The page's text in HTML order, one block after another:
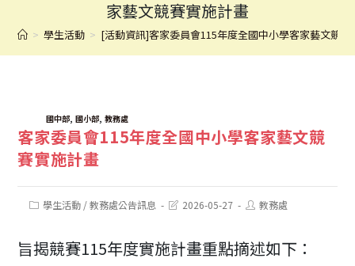
家藝文競賽實施計畫
> 學生活動 > [活動資訊]客家委員會115年度全國中小學客家藝文競賽
TAGS:國中部, 國小部, 教務處
客家委員會115年度全國中小學客家藝文競
賽實施計畫
Post學生活動 / 教務處公告訊息
Post2026-05-27
Post教務處
旨揭競賽115年度實施計畫重點摘述如下：